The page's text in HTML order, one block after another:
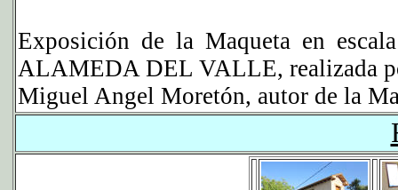
Exposición de la Maqueta en
ALAMEDA DEL VALLE, realizada
Miguel Angel Moretón, autor de la